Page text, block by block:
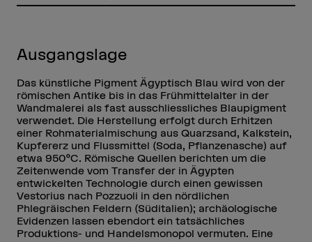
Ausgangslage
Das künstliche Pigment Ägyptisch Blau wird von der
römischen Antike bis in das Frühmittelalter in der
Wandmalerei als fast ausschliessliches Blaupigment
verwendet. Die Herstellung erfolgt durch Erhitzen
einer Rohmaterialmischung aus Quarzsand, Kalkstein,
Kupfererz und Flussmittel (Soda, Pflanzenasche) auf
etwa 950°C. Römische Quellen berichten um die
Zeitenwende vom Transfer der in Ägypten
entwickelten Technologie durch einen gewissen
Vestorius nach Pozzuoli in den nördlichen
Phlegräischen Feldern (Süditalien); archäologische
Evidenzen lassen ebendort ein tatsächliches
Produktions- und Handelsmonopol vermuten. Eine